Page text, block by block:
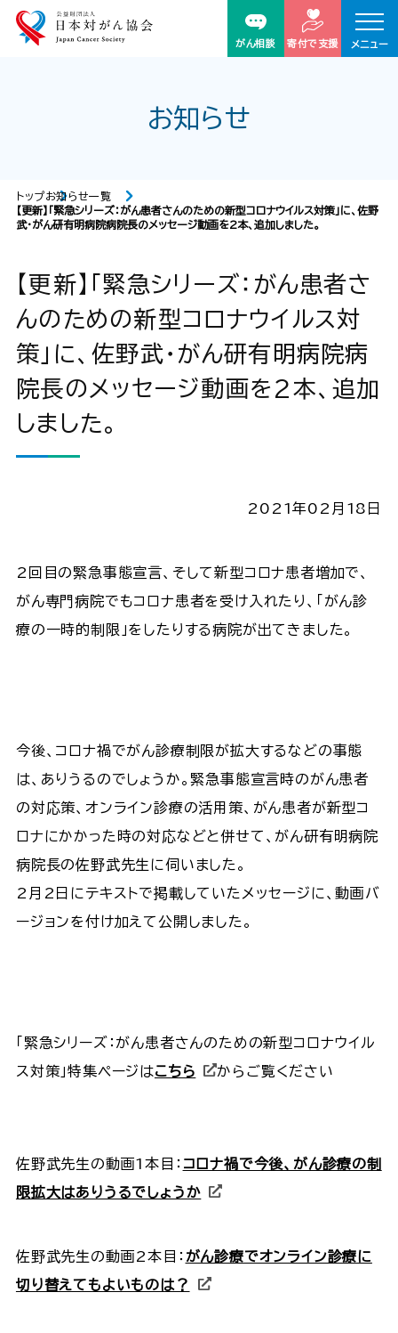
がん相談 寄付で支援 メニュー
お知らせ
トップお知らせ一覧
【更新】「緊急シリーズ：がん患者さんのための新型コロナウイルス対策」に、佐野
武・がん研有明病院病院長のメッセージ動画を2本、追加しました。
【更新】「緊急シリーズ：がん患者さ
んのための新型コロナウイルス対
策」に、佐野武・がん研有明病院病
院長のメッセージ動画を2本、追加
しました。
2021年02月18日
2回目の緊急事態宣言、そして新型コロナ患者増加で、
がん専門病院でもコロナ患者を受け入れたり、「がん診
療の一時的制限」をしたりする病院が出てきました。
今後、コロナ禍でがん診療制限が拡大するなどの事態
は、ありうるのでしょうか。緊急事態宣言時のがん患者
の対応策、オンライン診療の活用策、がん患者が新型コ
ロナにかかった時の対応などと併せて、がん研有明病院
病院長の佐野武先生に伺いました。
2月2日にテキストで掲載していたメッセージに、動画バ
ージョンを付け加えて公開しました。
「緊急シリーズ：がん患者さんのための新型コロナウイル
ス対策」特集ページはこちら からご覧ください
佐野武先生の動画1本目： コロナ禍で今後、がん診療の制
限拡大はありうるでしょうか
佐野武先生の動画2本目： がん診療でオンライン診療に
切り替えてもよいものは？